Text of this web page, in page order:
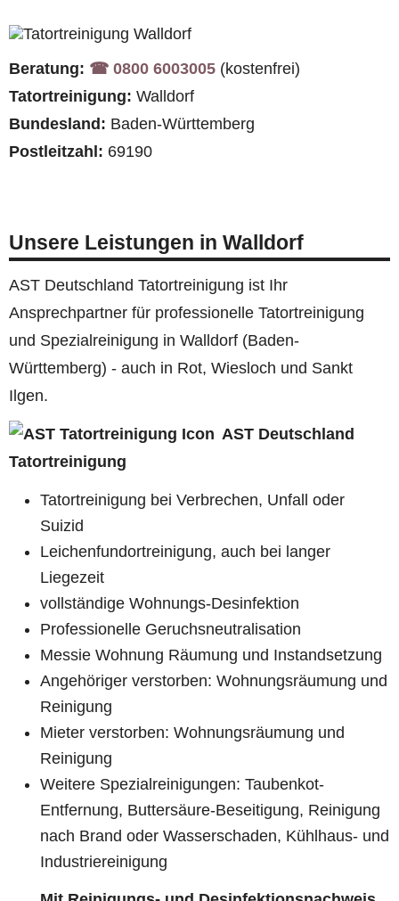
Beratung: ☎︎ 0800 6003005 (kostenfrei)
Tatortreinigung: Walldorf
Bundesland: Baden-Württemberg
Postleitzahl: 69190
Unsere Leistungen in Walldorf
AST Deutschland Tatortreinigung ist Ihr
Ansprechpartner für professionelle Tatortreinigung
und Spezialreinigung in Walldorf (Baden-
Württemberg) - auch in Rot, Wiesloch und Sankt
Ilgen.
AST Deutschland
Tatortreinigung
Tatortreinigung bei Verbrechen, Unfall oder
Suizid
Leichenfundortreinigung, auch bei langer
Liegezeit
vollständige Wohnungs-Desinfektion
Professionelle Geruchsneutralisation
Messie Wohnung Räumung und Instandsetzung
Angehöriger verstorben: Wohnungsräumung und
Reinigung
Mieter verstorben: Wohnungsräumung und
Reinigung
Weitere Spezialreinigungen: Taubenkot-
Entfernung, Buttersäure-Beseitigung, Reinigung
nach Brand oder Wasserschaden, Kühlhaus- und
Industriereinigung